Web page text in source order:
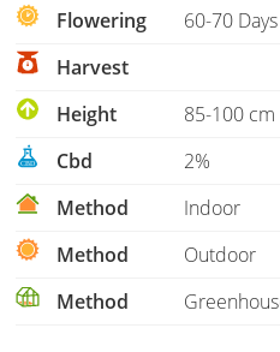
Flowering
60-70 Days
Harvest
Height
85-100 cm
Cbd
2%
Method
Indoor
Method
Outdoor
Method